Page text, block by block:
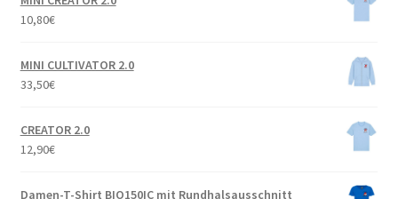
10,80€
MINI CULTIVATOR 2.0
33,50€
CREATOR 2.0
12,90€
Damen-T-Shirt BIO150IC mit Rundhalsausschnitt